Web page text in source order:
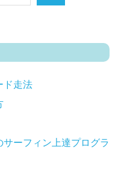
ド走法
ーフィン上達プログラ